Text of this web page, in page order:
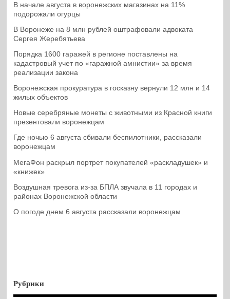
В начале августа в воронежских магазинах на 11%
подорожали огурцы
В Воронеже на 8 млн рублей оштрафовали адвоката
Сергея Жеребятьева
Порядка 1600 гаражей в регионе поставлены на
кадастровый учет по «гаражной амнистии» за время
реализации закона
Воронежская прокуратура в госказну вернули 12 млн и 14
жилых объектов
Новые серебряные монеты с животными из Красной книги
презентовали воронежцам
Где ночью 6 августа сбивали беспилотники, рассказали
воронежцам
МегаФон раскрыл портрет покупателей «раскладушек» и
«книжек»
Воздушная тревога из-за БПЛА звучала в 11 городах и
районах Воронежской области
О погоде днем 6 августа рассказали воронежцам
Рубрики